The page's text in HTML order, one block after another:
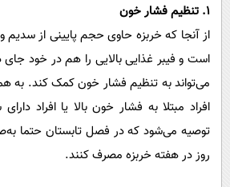
۱. تنظیم فشار خون
از آنجا که خربزه حاوی حجم پایینی از سدیم
است و فیبر غذایی بالایی را هم در خود جای
می‌تواند به تنظیم فشار خون کمک کند. به
افراد مبتلا به فشار خون بالا یا افراد
روز در هفته خربزه مصرف کنند.